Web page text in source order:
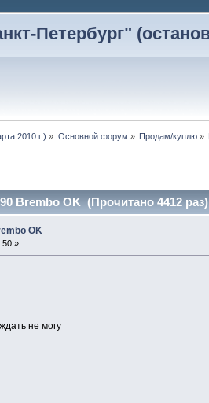
Петербург"
2010 г.) » Основной форум » Продам/куплю »
Brembo OK (Прочитано 4412 раз)
OK
»
не могу